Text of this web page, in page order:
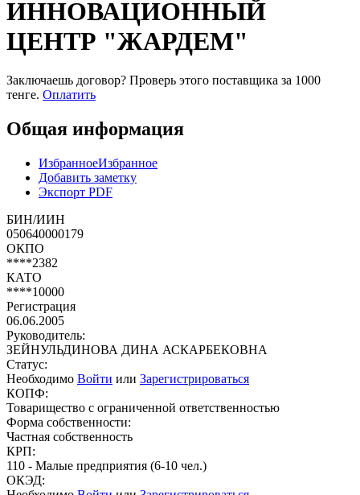
ИННОВАЦИОННЫЙ
ЦЕНТР "ЖАРДЕМ"
Заключаешь договор? Проверь этого поставщика за 1000
тенге. Оплатить
Общая информация
ИзбранноеИзбранное
Добавить заметку
Экспорт PDF
БИН/ИИН
050640000179
ОКПО
****2382
КАТО
****10000
Регистрация
06.06.2005
Руководитель:
ЗЕЙНУЛЬДИНОВА ДИНА АСКАРБЕКОВНА
Статус:
Необходимо Войти или Зарегистрироваться
КОПФ:
Товарищество с ограниченной ответственностью
Форма собственности:
Частная собственность
КРП:
110 - Малые предприятия (6-10 чел.)
ОКЭД: